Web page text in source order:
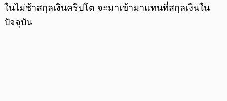
ในไม่ช้าสกุลเงินคริปโต จะมาเข้ามาแทนที่สกุลเงินใน
ปัจจุบัน